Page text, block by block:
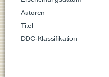
Autoren
Titel
DDC-Klassifikation